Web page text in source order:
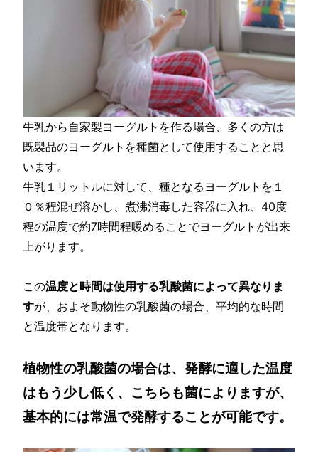
牛乳から自家製ヨーグルトを作る場合、多くの方は
既製品のヨーグルトを種菌として使用することと思
います。
牛乳１リットルに対して、種となるヨーグルトを１
０％程混ぜ溶かし、煮沸消毒した容器に入れ、40度
程の温度で約7時間程暖めることでヨーグルトが出来
上がります。
この温度と時間は使用する乳酸菌によって異なりま
すが、およそ動物性の乳酸菌の場合、平均的な時間
と温度帯となります。
植物性の乳酸菌の場合は、発酵に適した温度
はもう少し低く、こちらも菌によりますが、
基本的には常温で発酵することが可能です。